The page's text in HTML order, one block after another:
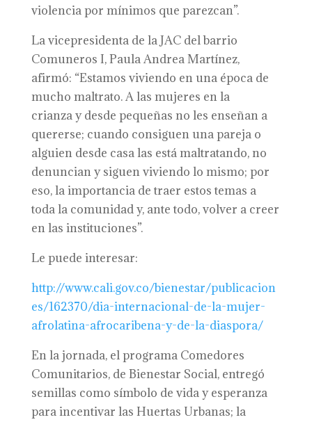
violencia por mínimos que parezcan”.
La vicepresidenta de la JAC del barrio
Comuneros I, Paula Andrea Martínez,
afirmó: “Estamos viviendo en una época de
mucho maltrato. A las mujeres en la
crianza y desde pequeñas no les enseñan a
quererse; cuando consiguen una pareja o
alguien desde casa las está maltratando, no
denuncian y siguen viviendo lo mismo; por
eso, la importancia de traer estos temas a
toda la comunidad y, ante todo, volver a creer
en las instituciones”.
Le puede interesar:
http://www.cali.gov.co/bienestar/publicacion
es/162370/dia-internacional-de-la-mujer-
afrolatina-afrocaribena-y-de-la-diaspora/
En la jornada, el programa Comedores
Comunitarios, de Bienestar Social, entregó
semillas como símbolo de vida y esperanza
para incentivar las Huertas Urbanas; la